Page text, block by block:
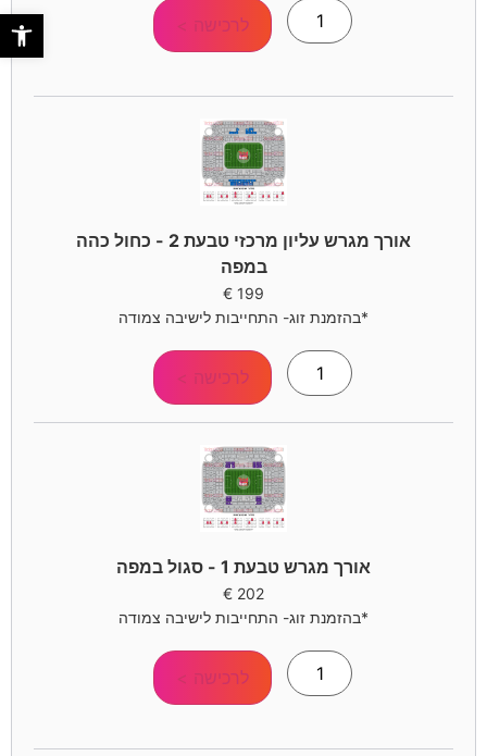
לרכישה >
אורך מגרש עליון מרכזי טבעת 2 - כחול כהה
במפה
199
€
*בהזמנת זוג- התחייבות לישיבה צמודה
לרכישה >
אורך מגרש טבעת 1 - סגול במפה
202
€
*בהזמנת זוג- התחייבות לישיבה צמודה
לרכישה >
פתח